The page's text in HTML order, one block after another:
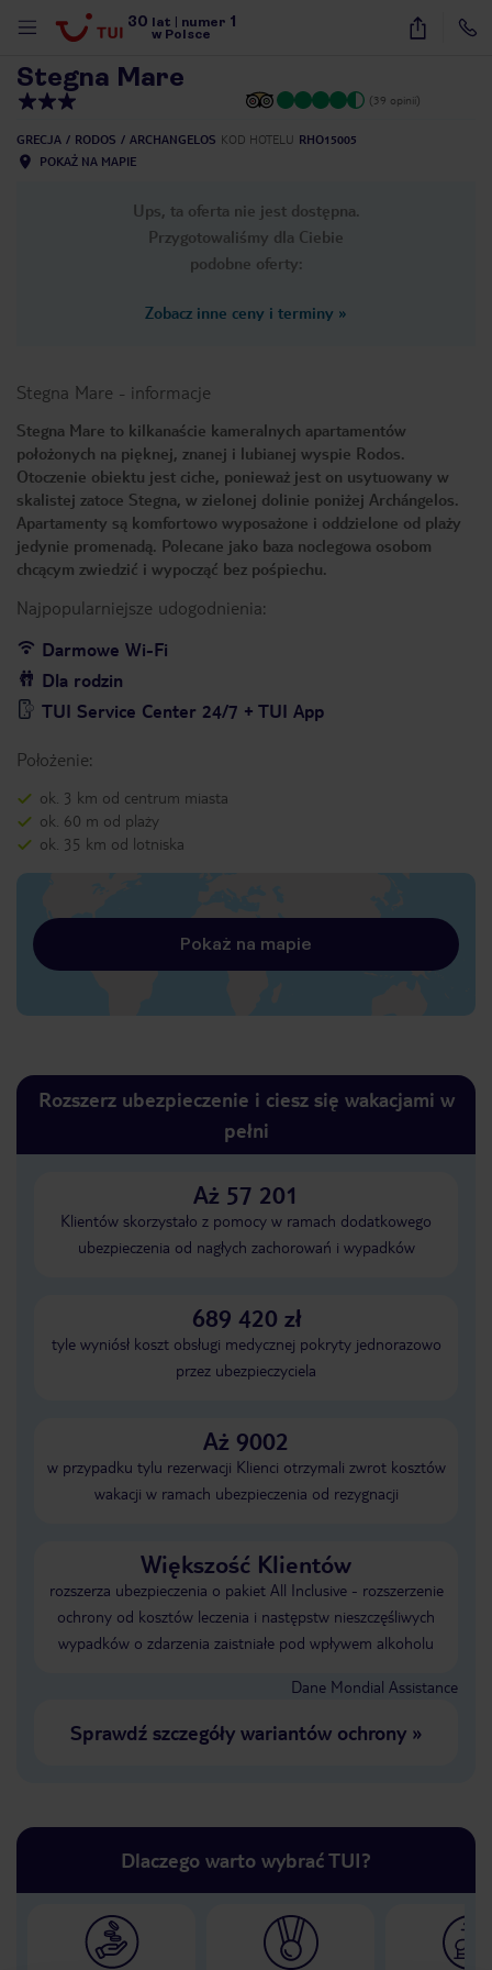
30 lat numer 1
w Polsce
13
Stegna Mare
(39 opinii)
GRECJA RODOS ARCHANGELOS KOD HOTELU RHO15005
POKAŻ NA MAPIE
Ups, ta oferta nie jest dostępna.
Przygotowaliśmy dla Ciebie
podobne oferty:
Zobacz inne ceny i terminy »
Stegna Mare - informacje
Stegna Mare to kilkanaście kameralnych apartamentów
położonych na pięknej, znanej i lubianej wyspie Rodos.
Otoczenie obiektu jest ciche, ponieważ jest on usytuowany w
skalistej zatoce Stegna, w zielonej dolinie poniżej Archángelos.
Apartamenty są komfortowo wyposażone i oddzielone od plaży
jedynie promenadą. Polecane jako baza noclegowa osobom
chcącym zwiedzić i wypocząć bez pośpiechu.
Najpopularniejsze udogodnienia:
Darmowe Wi-Fi
Dla rodzin
TUI Service Center 24/7 + TUI App
Położenie:
ok. 3 km od centrum miasta
ok. 60 m od plaży
ok. 35 km od lotniska
Pokaż na mapie
Rozszerz ubezpieczenie i ciesz się wakacjami w
pełni
Aż 57 201
Klientów skorzystało z pomocy w ramach dodatkowego
ubezpieczenia od nagłych zachorowań i wypadków
689 420 zł
tyle wyniósł koszt obsługi medycznej pokryty jednorazowo
przez ubezpieczyciela
Aż 9002
w przypadku tylu rezerwacji Klienci otrzymali zwrot kosztów
wakacji w ramach ubezpieczenia od rezygnacji
Większość Klientów
rozszerza ubezpieczenia o pakiet All Inclusive - rozszerzenie
ochrony od kosztów leczenia i następstw nieszczęśliwych
wypadków o zdarzenia zaistniałe pod wpływem alkoholu
Dane Mondial Assistance
Sprawdź szczegóły wariantów ochrony»
Dlaczego warto wybrać TUI?